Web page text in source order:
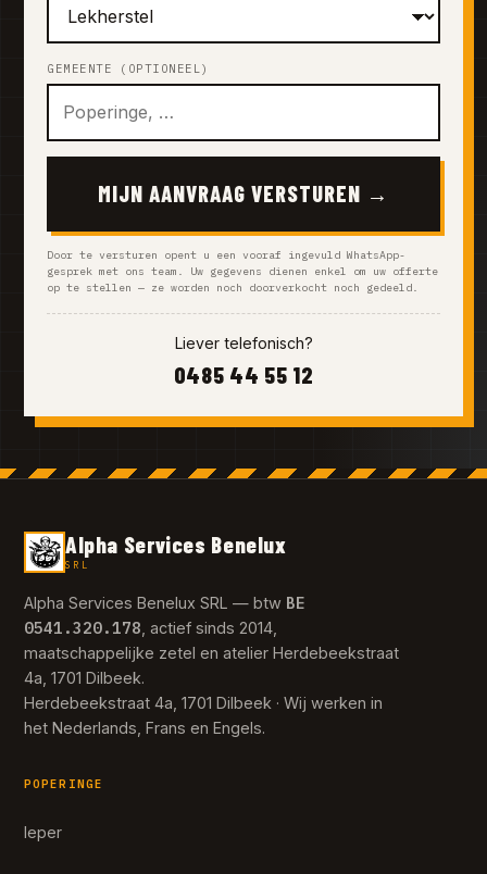
GEMEENTE (OPTIONEEL)
MIJN AANVRAAG VERSTUREN →
Door te versturen opent u een vooraf ingevuld WhatsApp-
gesprek met ons team. Uw gegevens dienen enkel om uw offerte
op te stellen — ze worden noch doorverkocht noch gedeeld.
Liever telefonisch?
0485 44 55 12
Alpha Services Benelux
SRL
Alpha Services Benelux SRL — btw BE
0541.320.178 , actief sinds 2014,
maatschappelijke zetel en atelier Herdebeekstraat
4a, 1701 Dilbeek.
Herdebeekstraat 4a, 1701 Dilbeek · Wij werken in
het Nederlands, Frans en Engels.
POPERINGE
Ieper